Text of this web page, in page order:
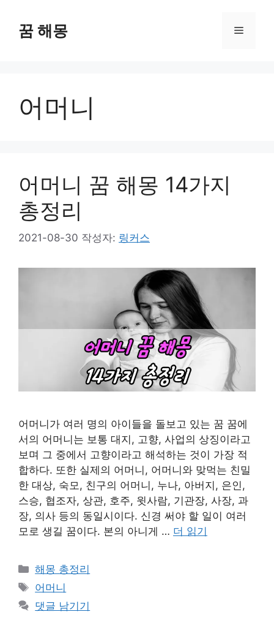
꿈 해몽 메
어머니
어머니 꿈 해몽 14가지
총정리
2021-08-30 작성자: 링커스
어머니가 여러 명의 아이들을 돌보고 있는 꿈 꿈에
서의 어머니는 보통 대지, 고향, 사업의 상징이라고
보며 그 중에서 고향이라고 해석하는 것이 가장 적
합하다. 또한 실제의 어머니, 어머니와 맞먹는 친밀
한 대상, 숙모, 친구의 어머니, 누나, 아버지, 은인,
스승, 협조자, 상관, 호주, 윗사람, 기관장, 사장, 과
장, 의사 등의 동일시이다. 신경 써야 할 일이 여러
모로 생길 꿈이다. 본의 아니게 … 더 읽기
카
테
리
해몽 총정리
태
그
어머니
댓글 남기기